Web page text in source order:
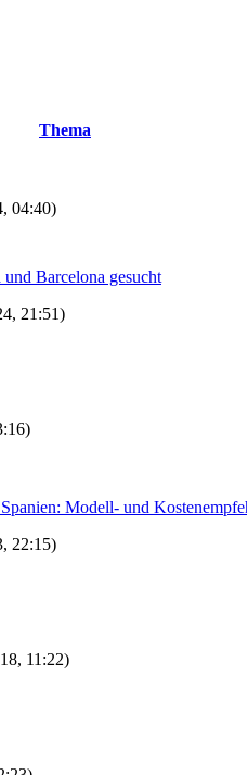
Thema
04:40)
Barcelona gesucht
21:51)
Modell- und
22:15)
11:22)